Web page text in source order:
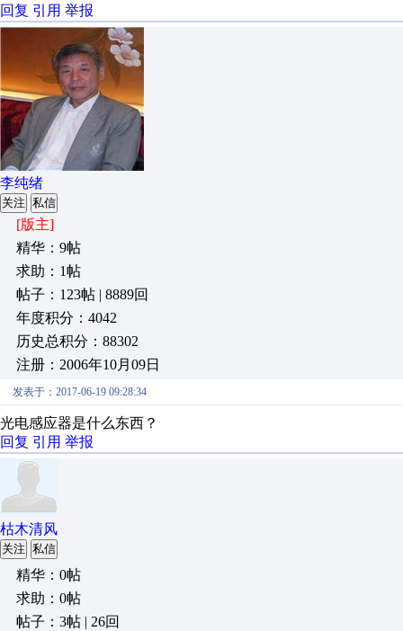
回复 引用 举报
李纯绪
关注 私信
[版主]
精华：9帖
求助：1帖
帖子：123帖 | 8889回
年度积分：4042
历史总积分：88302
注册：2006年10月09日
发表于：2017-06-19 09:28:34
光电感应器是什么东西？
回复 引用 举报
枯木清风
关注 私信
精华：0帖
求助：0帖
帖子：3帖 | 26回